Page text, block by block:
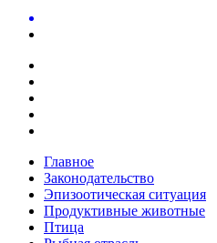
Главное
Законодательство
Эпизоотическая ситуация
Продуктивные животные
Птица